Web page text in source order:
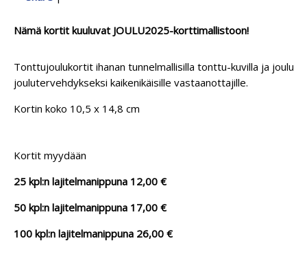
Nämä kortit kuuluvat JOULU2025-korttimallistoon!
Tonttujoulukortit ihanan tunnelmallisilla tonttu-kuvilla ja
joulutervehdykseksi kaikenikäisille vastaanottajille.
Kortin koko 10,5 x 14,8 cm
Kortit myydään
25 kpl:n lajitelmanippuna 12,00 €
50 kpl:n lajitelmanippuna 17,00 €
100 kpl:n lajitelmanippuna 26,00 €